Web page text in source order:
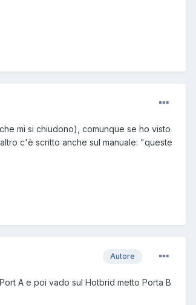
mi si chiudono), comunque se ho visto
c'è scritto anche sul manuale: "queste
Autore
A e poi vado sul Hotbrid metto Porta B